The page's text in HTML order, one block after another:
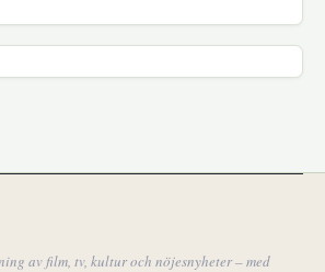
av film, tv, kultur och nöjesnyheter – med